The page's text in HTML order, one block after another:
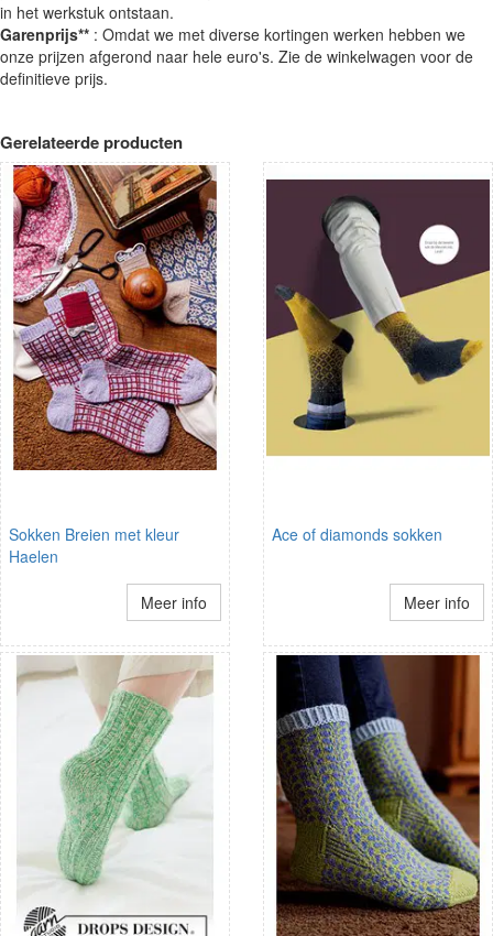
in het werkstuk ontstaan.
Garenprijs** : Omdat we met diverse kortingen werken hebben we
onze prijzen afgerond naar hele euro's. Zie de winkelwagen voor de
definitieve prijs.
Gerelateerde producten
Sokken Breien met kleur
Haelen
Meer info
Ace of diamonds sokken
Meer info